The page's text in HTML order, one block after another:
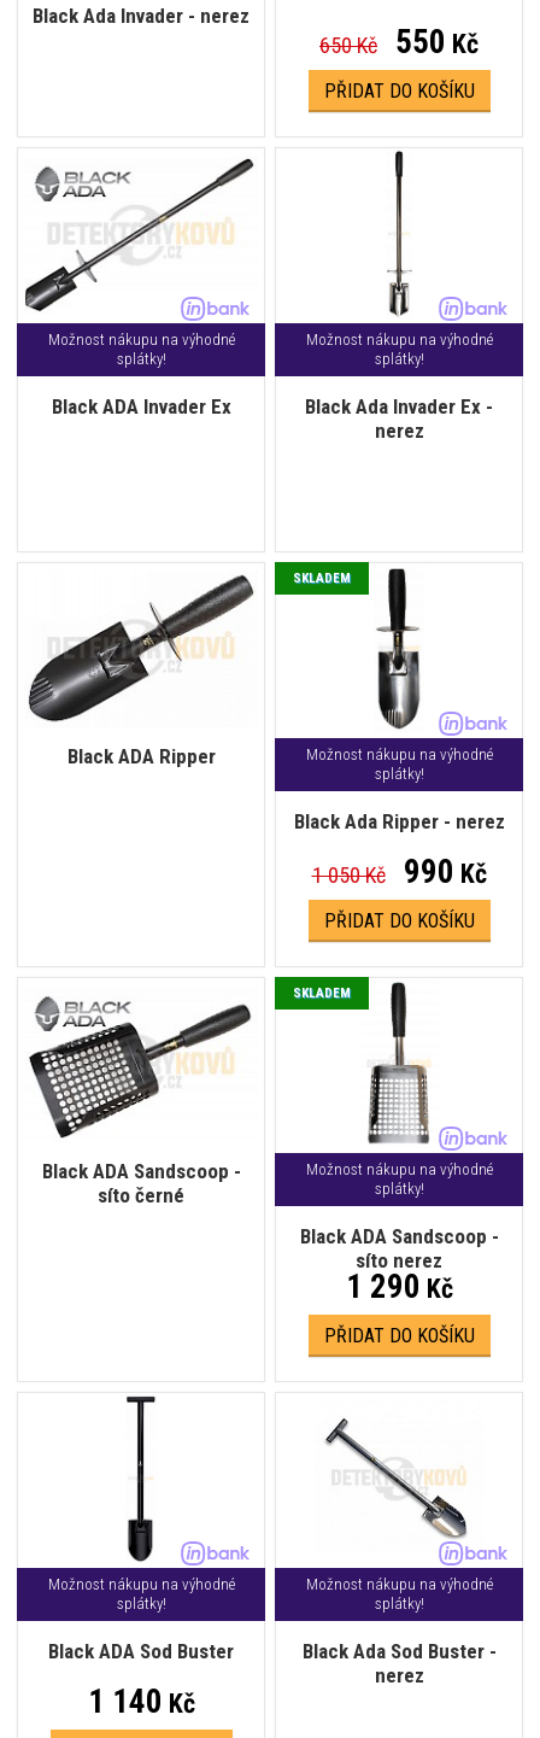
Black Ada Invader - nerez
650 Kč 550 Kč
PŘIDAT DO KOŠÍKU
Možnost nákupu na výhodné
splátky!
Black ADA Invader Ex
Možnost nákupu na výhodné
splátky!
Black Ada Invader Ex -
nerez
Black ADA Ripper
Možnost nákupu na výhodné
splátky!
Black Ada Ripper - nerez
SKLADEM
1 050 Kč 990 Kč
PŘIDAT DO KOŠÍKU
Black ADA Sandscoop -
síto černé
Možnost nákupu na výhodné
splátky!
Black ADA Sandscoop -
síto nerez
SKLADEM
1 290 Kč
PŘIDAT DO KOŠÍKU
Možnost nákupu na výhodné
splátky!
Black ADA Sod Buster
1 140 Kč
Možnost nákupu na výhodné
splátky!
Black Ada Sod Buster -
nerez